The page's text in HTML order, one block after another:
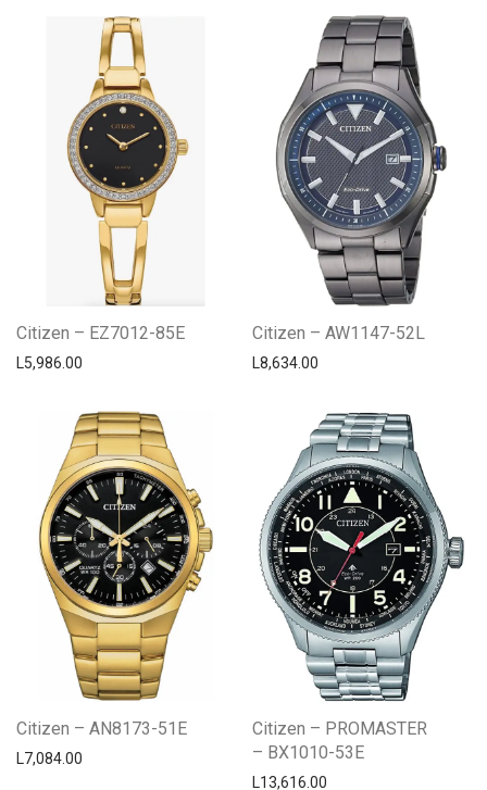
Citizen – EZ7012-85E
L5,986.00
Citizen – AW1147-52L
L8,634.00
Citizen – AN8173-51E
L7,084.00
Citizen – PROMASTER
– BX1010-53E
L13,616.00